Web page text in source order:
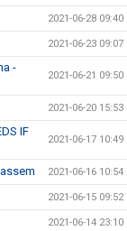
2021-06-28 09:40
2021-06-23 09:07
-
2021-06-21 09:50
2021-06-20 15:53
IF
2021-06-17 10:49
2021-06-16 10:54
2021-06-15 09:52
2021-06-14 23:10